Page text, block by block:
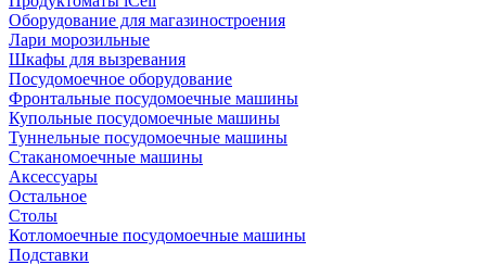
Оборудование для магазиностроения
Лари морозильные
Шкафы для вызревания
Посудомоечное оборудование
Фронтальные посудомоечные машины
Купольные посудомоечные машины
Туннельные посудомоечные машины
Стаканомоечные машины
Аксессуары
Остальное
Столы
Котломоечные посудомоечные машины
Подставки